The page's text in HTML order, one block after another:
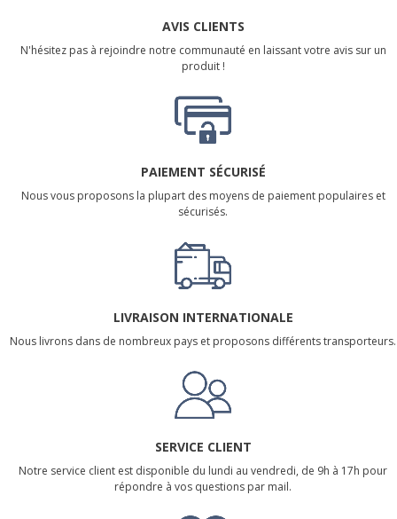
AVIS CLIENTS
N'hésitez pas à rejoindre notre communauté en laissant votre avis sur un
produit !
PAIEMENT SÉCURISÉ
Nous vous proposons la plupart des moyens de paiement populaires et
sécurisés.
LIVRAISON INTERNATIONALE
Nous livrons dans de nombreux pays et proposons différents transporteurs.
SERVICE CLIENT
Notre service client est disponible du lundi au vendredi, de 9h à 17h pour
répondre à vos questions par mail.